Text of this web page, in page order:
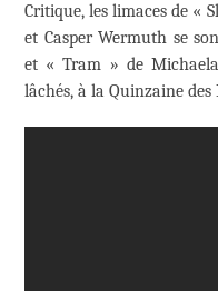
Critique, les limaces de «
et Casper Wermuth se
et « Tram » de
lâchés, à la Quinzaine des